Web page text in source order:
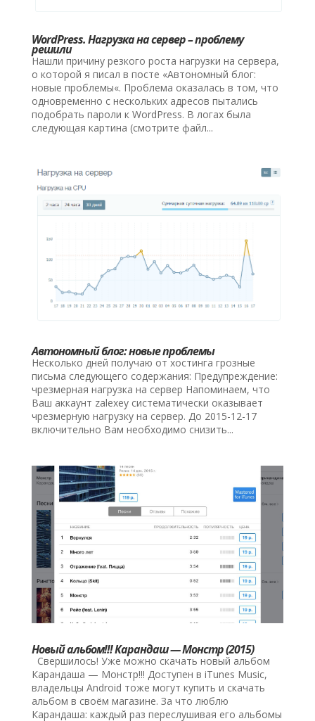
WordPress. Нагрузка на сервер – проблему
решили
Нашли причину резкого роста нагрузки на сервера,
о которой я писал в посте «Автономный блог:
новые проблемы«. Проблема оказалась в том, что
одновременно с нескольких адресов пытались
подобрать пароли к WordPress. В логах была
следующая картина (смотрите файл...
Автономный блог: новые проблемы
Несколько дней получаю от хостинга грозные
письма следующего содержания: Предупреждение:
чрезмерная нагрузка на сервер Напоминаем, что
Ваш аккаунт zalexey систематически оказывает
чрезмерную нагрузку на сервер. До 2015-12-17
включительно Вам необходимо снизить...
Новый альбом!!! Карандаш — Монстр (2015)
Свершилось! Уже можно скачать новый альбом
Карандаша — Монстр!!! Доступен в iTunes Music,
владельцы Android тоже могут купить и скачать
альбом в своём магазине. За что люблю
Карандаша: каждый раз переслушивая его альбомы